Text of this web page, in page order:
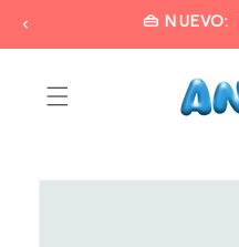
directamente
👜 NUEVO:
directamente